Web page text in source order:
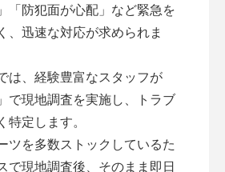
「防犯面が心配」など緊急を
、迅速な対応が求められま
は、経験豊富なスタッフが
で現地調査を実施し、トラブ
特定します。
ツを多数ストックしているた
で現地調査後、そのまま即日